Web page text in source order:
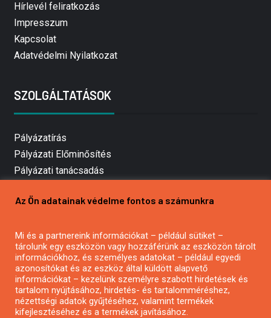
Hírlevél feliratkozás
Impresszum
Kapcsolat
Adatvédelmi Nyilatkozat
SZOLGÁLTATÁSOK
Pályázatírás
Pályázati Előminősítés
Pályázati tanácsadás
Mezőgazdasági pályázatírás
Pályázatírás civil szervezeteknek
Pályázatírás önkormányzatoknak
Pályázatfigyelés
Specifikus pályázatfigyelés vagy hírlevél
Az Ön adatainak védelme fontos a számunkra
Mi és a partnereink információkat – például sütiket –
tárolunk egy eszközön vagy hozzáférünk az eszközön tárolt
információkhoz, és személyes adatokat – például egyedi
azonosítókat és az eszköz által küldött alapvető
információkat – kezelünk személyre szabott hirdetések és
tartalom nyújtásához, hirdetés- és tartalomméréshez,
nézettségi adatok gyűjtéséhez, valamint termékek
kifejlesztéséhez és a termékek javításához.